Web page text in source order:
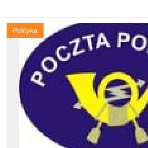
Polityka